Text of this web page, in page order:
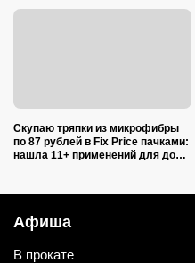
Скупаю тряпки из микрофибры
по 87 рублей в Fix Price пачками:
нашла 11+ применений для дома
Афиша
В прокате